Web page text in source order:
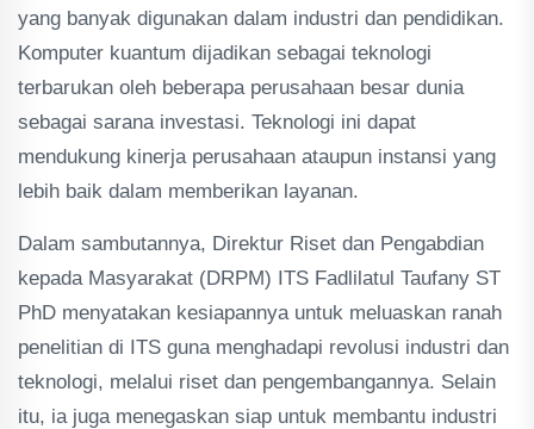
yang banyak digunakan dalam industri dan pendidikan.
Komputer kuantum dijadikan sebagai teknologi
terbarukan oleh beberapa perusahaan besar dunia
sebagai sarana investasi. Teknologi ini dapat
mendukung kinerja perusahaan ataupun instansi yang
lebih baik dalam memberikan layanan.
Dalam sambutannya, Direktur Riset dan Pengabdian
kepada Masyarakat (DRPM) ITS Fadlilatul Taufany ST
PhD menyatakan kesiapannya untuk meluaskan ranah
penelitian di ITS guna menghadapi revolusi industri dan
teknologi, melalui riset dan pengembangannya. Selain
itu, ia juga menegaskan siap untuk membantu industri